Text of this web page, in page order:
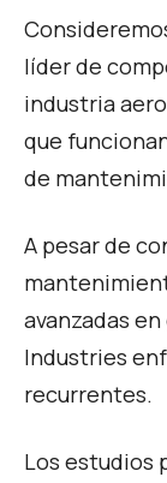
líder de
industria
que
de
A pesar de
avanzadas
Industries
recurrentes.
Los estudios